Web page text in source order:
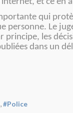
qui
personne. Le
principe, les
dans un
,#Police